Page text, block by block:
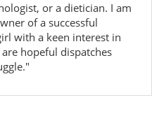
or a dietician. I am
of a successful
with a keen interest in
hopeful dispatches